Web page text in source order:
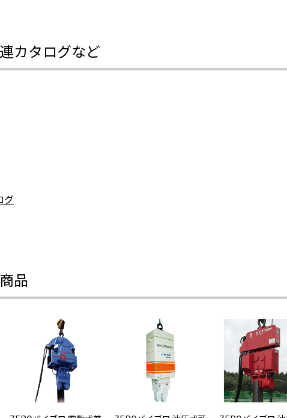
カタログなど
グ
品